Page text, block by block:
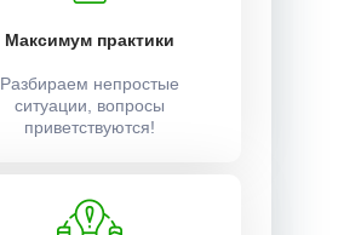
Максимум практики
Разбираем непростые
ситуации, вопросы
приветствуются!